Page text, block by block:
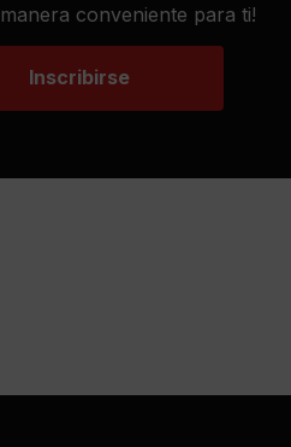
conveniente para ti!
Inscribirse